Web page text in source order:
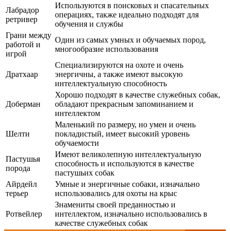
Лабрадор
ретривер
Используются в поисковых и спасательных
операциях, также идеально подходят для
обучения и службы
Грани между
работой и
игрой
Один из самых умных и обучаемых пород,
многообразие использования
Дратхаар
Специализируются на охоте и очень
энергичны, а также имеют высокую
интеллектуальную способность
Доберман
Хорошо подходят в качестве служебных собак,
обладают прекрасным запоминанием и
интеллектом
Шелти
Маленький по размеру, но умен и очень
покладистый, имеет высокий уровень
обучаемости
Пастушья
порода
Имеют великолепную интеллектуальную
способность и используются в качестве
пастушьих собак
Айрдейл
терьер
Умные и энергичные собаки, изначально
использовались для охоты на крыс
Ротвейлер
Знамениты своей преданностью и
интеллектом, изначально использовались в
качестве служебных собак